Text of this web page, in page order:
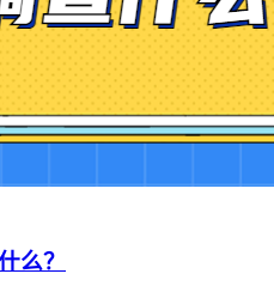
么？